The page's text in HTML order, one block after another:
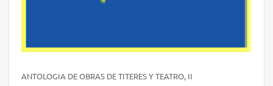
ANTOLOGIA DE OBRAS DE TITERES Y TEATRO, II